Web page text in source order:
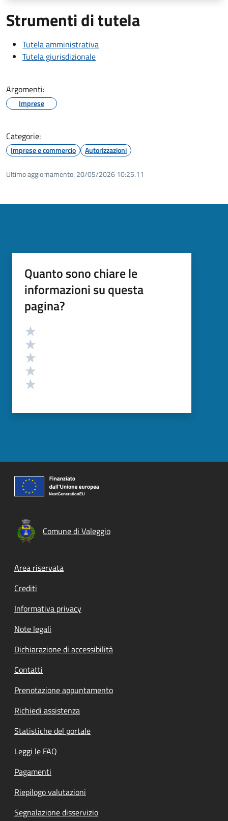
Strumenti di tutela
Tutela amministrativa
Tutela giurisdizionale
Argomenti:
Imprese
Categorie:
Imprese e commercio Autorizzazioni
Ultimo aggiornamento: 20/05/2026 10:25.11
Quanto sono chiare le
informazioni su questa
pagina?
Valutazione
Comune di Valeggio
Footer menu
Area riservata
Crediti
Informativa privacy
Note legali
Dichiarazione di accessibilità
Contatti
Prenotazione appuntamento
Richiedi assistenza
Statistiche del portale
Leggi le FAQ
Pagamenti
Riepilogo valutazioni
Segnalazione disservizio